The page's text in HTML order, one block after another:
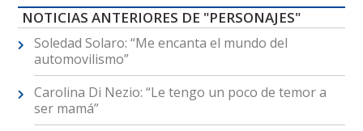
NOTICIAS ANTERIORES DE "PERSONAJES"
Soledad Solaro: “Me encanta el mundo del
automovilismo”
Carolina Di Nezio: “Le tengo un poco de temor a
ser mamá”